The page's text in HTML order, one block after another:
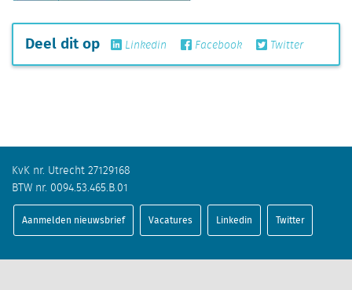
Deel dit op Linkedin Facebook Twitter
KvK nr. Utrecht 27129168
BTW nr. 0094.53.465.B.01
Aanmelden nieuwsbrief Vacatures Linkedin Twitter